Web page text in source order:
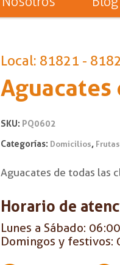
Local: 81821 -
Aguacates
SKU: PQ0602
Categorías: Domicilios,
Aguacates de todas las
Horario de
Lunes a Sábado:
Domingos y festivos: